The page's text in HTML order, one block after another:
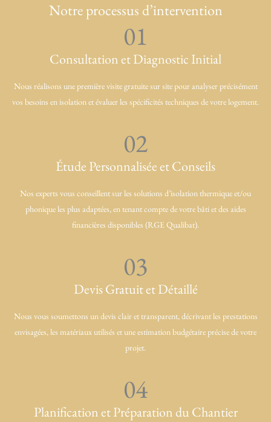
Notre processus d’intervention
01
Consultation et Diagnostic Initial
Nous réalisons une première visite gratuite sur site pour analyser précisément
vos besoins en isolation et évaluer les spécificités techniques de votre logement.
02
Étude Personnalisée et Conseils
Nos experts vous conseillent sur les solutions d’isolation thermique et/ou
phonique les plus adaptées, en tenant compte de votre bâti et des aides
financières disponibles (RGE Qualibat).
03
Devis Gratuit et Détaillé
Nous vous soumettons un devis clair et transparent, décrivant les prestations
envisagées, les matériaux utilisés et une estimation budgétaire précise de votre
projet.
04
Planification et Préparation du Chantier